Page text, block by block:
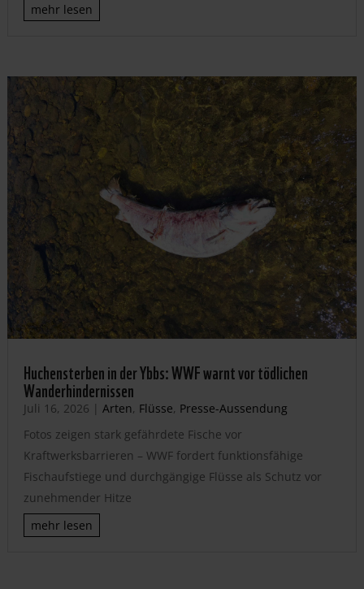
mehr lesen
Huchensterben in der Ybbs: WWF warnt vor tödlichen
Wanderhindernissen
Juli 16, 2026 | Arten, Flüsse, Presse-Aussendung
Fotos zeigen stark gefährdete Fische vor
Kraftwerksbarrieren – WWF fordert funktionsfähige
Fischaufstiege und durchgängige Flüsse als Schutz vor
zunehmender Hitze
mehr lesen